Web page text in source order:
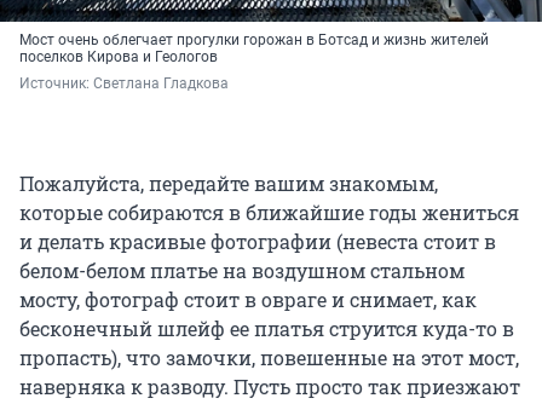
Мост очень облегчает прогулки горожан в Ботсад и жизнь жителей
поселков Кирова и Геологов
Источник: Светлана Гладкова
Пожалуйста, передайте вашим знакомым,
которые собираются в ближайшие годы жениться
и делать красивые фотографии (невеста стоит в
белом-белом платье на воздушном стальном
мосту, фотограф стоит в овраге и снимает, как
бесконечный шлейф ее платья струится куда-то в
пропасть), что замочки, повешенные на этот мост,
наверняка к разводу. Пусть просто так приезжают